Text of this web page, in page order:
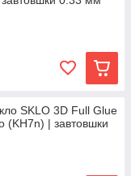
SKLO 3D Full Glue
(KH7n) | завтовшки